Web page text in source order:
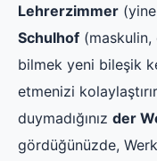
Lehrerzimmer
Schulhof (maskulin,
bilmek yeni bileşik
etmenizi
duymadığınız der
gördüğünüzde,